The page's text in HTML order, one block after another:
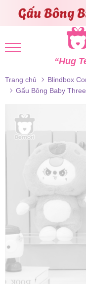
Skip to content
“Hug
Trang chủ Blindbox
Gấu Bông Baby